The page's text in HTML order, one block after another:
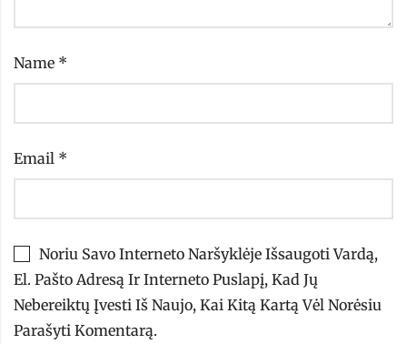
Name *
Email *
Noriu Savo Interneto Naršyklėje Išsaugoti Vardą,
El. Pašto Adresą Ir Interneto Puslapį, Kad Jų
Nebereiktų Įvesti Iš Naujo, Kai Kitą Kartą Vėl Norėsiu
Parašyti Komentarą.